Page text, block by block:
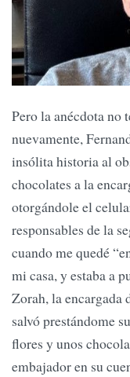
Pero la anécdota no
nuevamente,
insólita historia al
chocolates a la
otorgándole el
responsables de la
cuando me quedé
mi casa, y estaba a
Zorah, la encargada
salvó prestándome
flores y unos
embajador en su